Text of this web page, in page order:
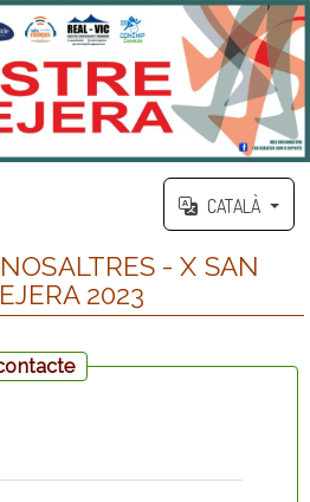
CATALÀ
- X SAN
2023